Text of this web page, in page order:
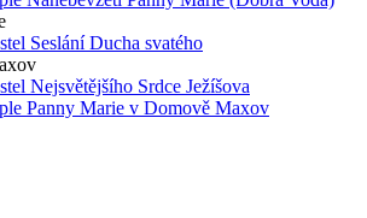
Seslání Ducha svatého
Nejsvětějšího Srdce Ježíšova
Panny Marie v Domově Maxov